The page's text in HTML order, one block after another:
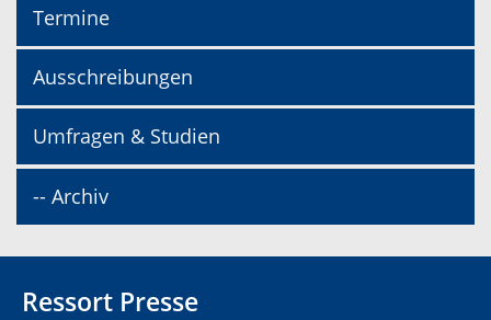
Termine
Ausschreibungen
Umfragen & Studien
-- Archiv
Ressort Presse